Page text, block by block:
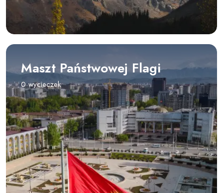
Maszt Państwowej Flagi
0 wycieczek